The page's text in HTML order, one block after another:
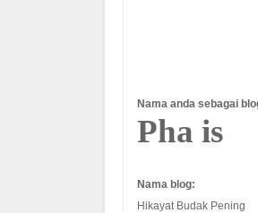
Nama anda sebagai
Pha is
Nama blog:
Hikayat Budak Pening